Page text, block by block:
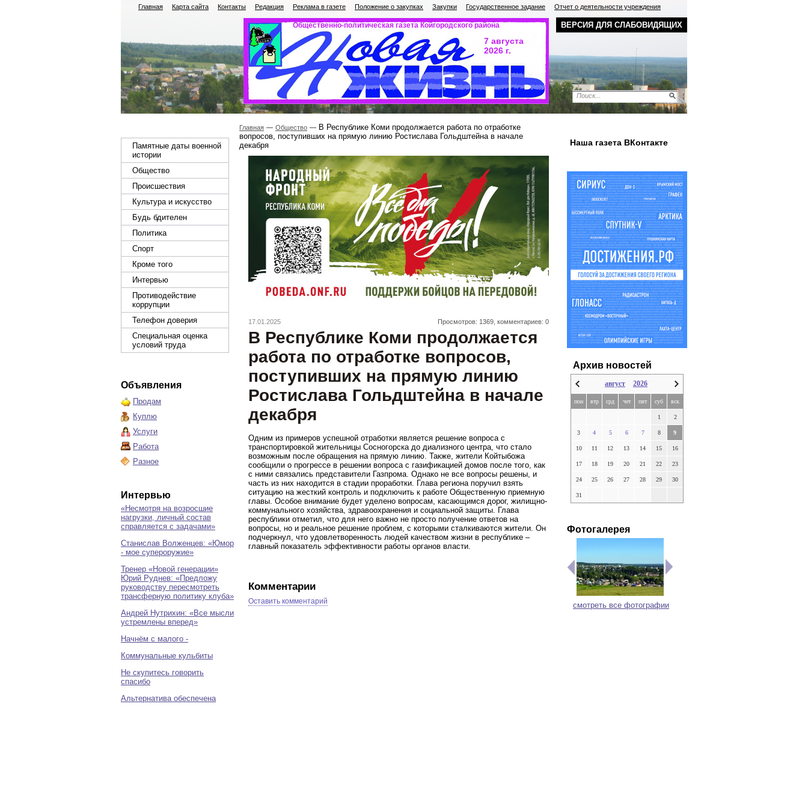
ВЕРСИЯ ДЛЯ СЛАБОВИДЯЩИХ
Главная Карта сайта Контакты Редакция Реклама в газете Положение о закупках Закупки Государственное задание Отчет о деятельности учреждения
Общественно-политическая газета Койгородского района
7 августа
2026 г.
Памятные даты военной
истории
Общество
Происшествия
Культура и искусство
Будь бдителен
Политика
Спорт
Кроме того
Интервью
Противодействие
коррупции
Телефон доверия
Специальная оценка
условий труда
Объявления
Продам
Куплю
Услуги
Работа
Разное
Интервью
«Несмотря на возросшие
нагрузки, личный состав
справляется с задачами»
Станислав Волженцев: «Юмор
- мое супероружие»
Тренер «Новой генерации»
Юрий Руднев: «Предложу
руководству пересмотреть
трансферную политику клуба»
Андрей Нутрихин: «Все мысли
устремлены вперед»
Начнём с малого -
Коммунальные кульбиты
Не скупитесь говорить
спасибо
Альтернатива обеспечена
Главная Общество
В Республике Коми продолжается работа по отработке
вопросов, поступивших на прямую линию Ростислава Гольдштейна в начале
декабря
17.01.2025 Просмотров: 1369, комментариев: 0
В Республике Коми продолжается
работа по отработке вопросов,
поступивших на прямую линию
Ростислава Гольдштейна в начале
декабря
Одним из примеров успешной отработки является решение вопроса с
транспортировкой жительницы Сосногорска до диализного центра, что стало
возможным после обращения на прямую линию. Также, жители Койтыбожа
сообщили о прогрессе в решении вопроса с газификацией домов после того, как
с ними связались представители Газпрома. Однако не все вопросы решены, и
часть из них находится в стадии проработки. Глава региона поручил взять
ситуацию на жесткий контроль и подключить к работе Общественную приемную
главы. Особое внимание будет уделено вопросам, касающимся дорог, жилищно-
коммунального хозяйства, здравоохранения и социальной защиты. Глава
республики отметил, что для него важно не просто получение ответов на
вопросы, но и реальное решение проблем, с которыми сталкиваются жители. Он
подчеркнул, что удовлетворенность людей качеством жизни в республике –
главный показатель эффективности работы органов власти.
Комментарии
Оставить комментарий
Наша газета ВКонтакте
Архив новостей
август 2026
пон втр срд чет пят суб вск
1 2
3 4 5 6 7 8 9
10 11 12 13 14 15 16
17 18 19 20 21 22 23
24 25 26 27 28 29 30
31
Фотогалерея
смотреть все фотографии